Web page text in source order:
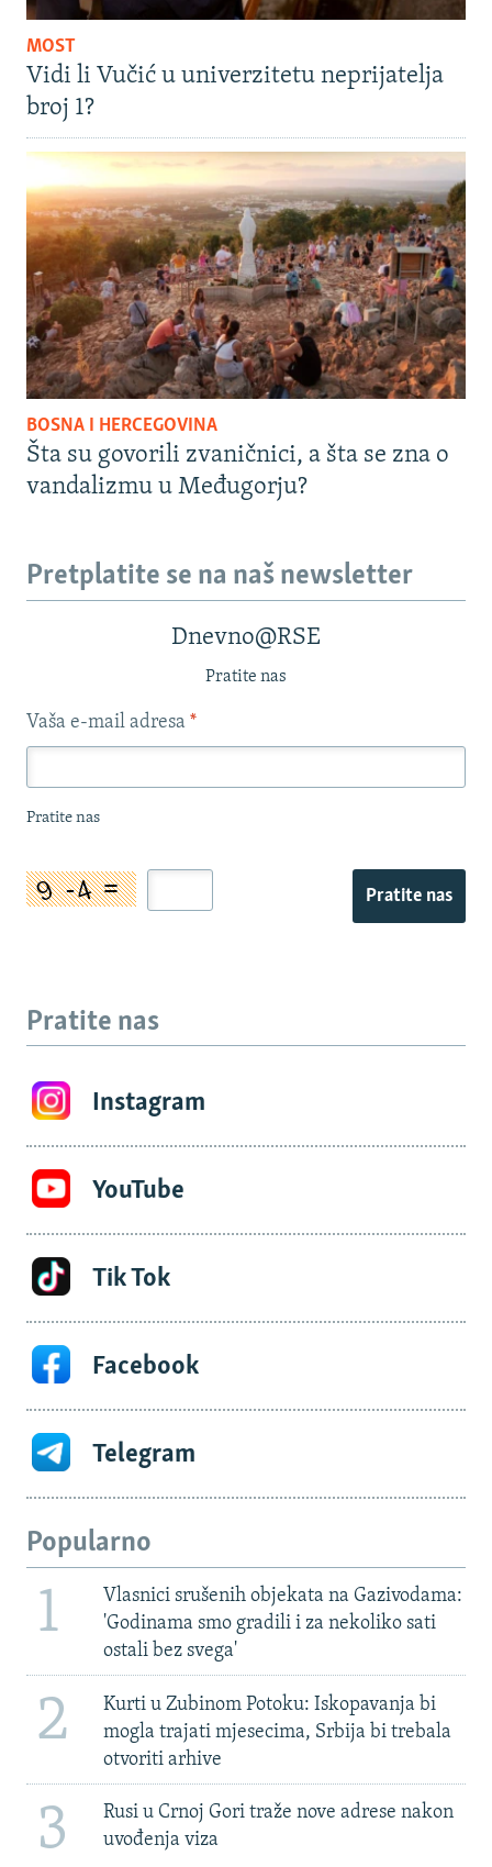
MOST
Vidi li Vučić u univerzitetu neprijatelja
broj 1?
BOSNA I HERCEGOVINA
Šta su govorili zvaničnici, a šta se zna o
vandalizmu u Međugorju?
Pretplatite se na naš newsletter
Dnevno@RSE
Pratite nas
Vaša e-mail adresa *
Pratite nas
Pratite nas
Pratite nas
Instagram
YouTube
Tik Tok
Facebook
Telegram
Popularno
1
Vlasnici srušenih objekata na Gazivodama:
'Godinama smo gradili i za nekoliko sati
ostali bez svega'
2
Kurti u Zubinom Potoku: Iskopavanja bi
mogla trajati mjesecima, Srbija bi trebala
otvoriti arhive
3
Rusi u Crnoj Gori traže nove adrese nakon
uvođenja viza